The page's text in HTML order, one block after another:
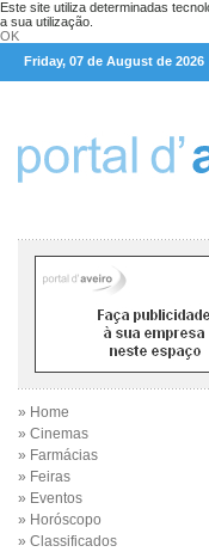
Este site utiliza determinadas
a sua utilização.
OK
Friday, 07 de August de 2026
» Home
» Cinemas
» Farmácias
» Feiras
» Eventos
» Horóscopo
» Classificados